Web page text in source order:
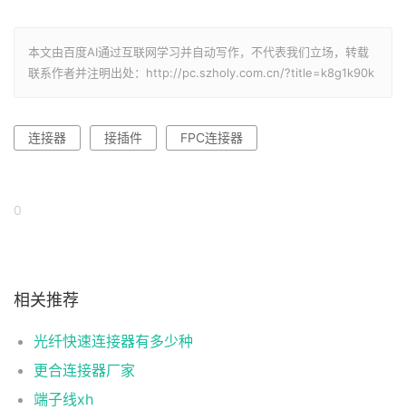
本文由百度AI通过互联网学习并自动写作，不代表我们立场，转载
联系作者并注明出处：http://pc.szholy.com.cn/?title=k8g1k90k
连接器 接插件 FPC连接器
0
相关推荐
光纤快速连接器有多少种
更合连接器厂家
端子线xh